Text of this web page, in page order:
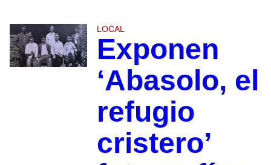
LOCAL
Exponen
‘Abasolo, el
refugio
cristero’